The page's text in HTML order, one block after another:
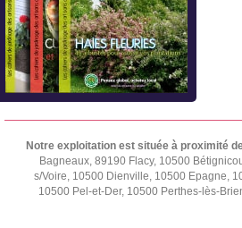
Notre exploitation est située à proximité
Bagneaux, 89190 Flacy, 10500
s/Voire, 10500 Dienville, 10500 Epagne,
10500 Pel-et-Der, 10500 Perthes-lès-